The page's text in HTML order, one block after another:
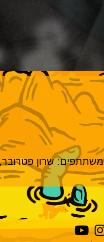
משתתפים: שרון